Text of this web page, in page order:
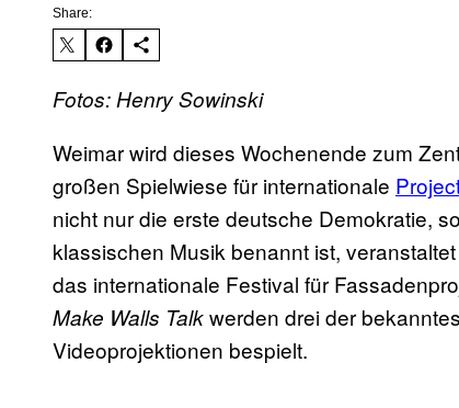
Share:
Fotos: Henry Sowinski
Weimar wird dieses Wochenende zum
großen Spielwiese für internationale
nicht nur die erste deutsche Demokratie,
klassischen Musik benannt ist,
das internationale Festival für
Make Walls Talkwerden drei der
Videoprojektionen bespielt.